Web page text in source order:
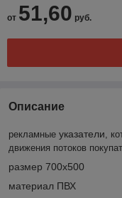
от 51,60 руб.
Описание
рекламные указатели ,
движения потоков
размер 700х500
материал ПВХ